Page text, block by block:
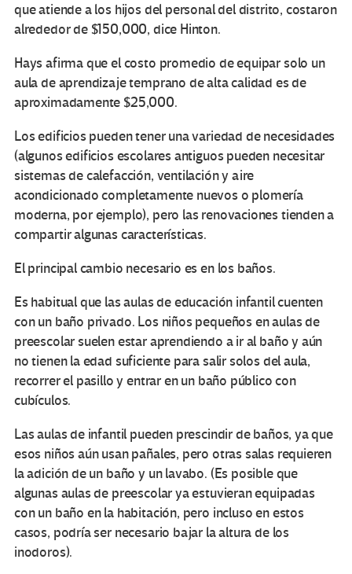
que atiende a los hijos del personal del distrito, costaron
alrededor de $150,000, dice Hinton.
Hays afirma que el costo promedio de equipar solo un
aula de aprendizaje temprano de alta calidad es de
aproximadamente $25,000.
Los edificios pueden tener una variedad de necesidades
(algunos edificios escolares antiguos pueden necesitar
sistemas de calefacción, ventilación y aire
acondicionado completamente nuevos o plomería
moderna, por ejemplo), pero las renovaciones tienden a
compartir algunas características.
El principal cambio necesario es en los baños.
Es habitual que las aulas de educación infantil cuenten
con un baño privado. Los niños pequeños en aulas de
preescolar suelen estar aprendiendo a ir al baño y aún
no tienen la edad suficiente para salir solos del aula,
recorrer el pasillo y entrar en un baño público con
cubículos.
Las aulas de infantil pueden prescindir de baños, ya que
esos niños aún usan pañales, pero otras salas requieren
la adición de un baño y un lavabo. (Es posible que
algunas aulas de preescolar ya estuvieran equipadas
con un baño en la habitación, pero incluso en estos
casos, podría ser necesario bajar la altura de los
inodoros).